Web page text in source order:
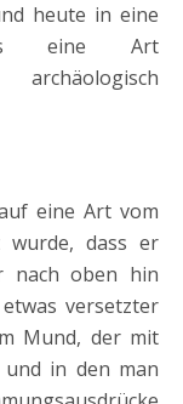
heute in eine
als eine Art
eine Art vom
wurde, dass er
nach oben hin
versetzter
Mund, der mit
in den man